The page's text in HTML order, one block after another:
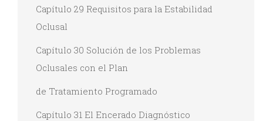
Capítulo 29 Requisitos para la Estabilidad
Oclusal
Capítulo 30 Solución de los Problemas
Oclusales con el Plan
de Tratamiento Programado
Capítulo 31 El Encerado Diagnóstico